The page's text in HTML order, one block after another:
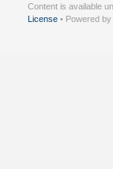
Content is available
License • Powered by